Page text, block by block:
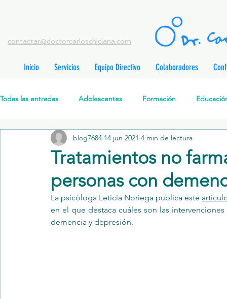
contactar@doctorcarloschiclana.com
Inicio Servicios Equipo Directivo Colaboradores
Todas las entradas Adolescentes Formación
Salud Mental Perinatal Psicoterapia Cognitivo-Analítica
Formación profesionales Jóvenes Desarrollo personal
Promoción de la salud mental
Tratamientos no
personas con
blog7684 14 jun 2021 4 min de lectura
La psicóloga Leticia Noriega publica este
en el que destaca cuáles son las
demencia y depresión.